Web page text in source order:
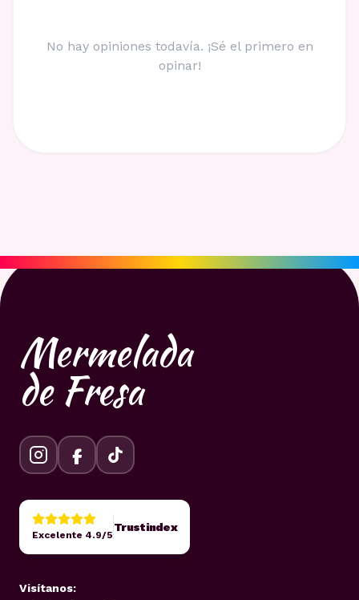
No hay opiniones todavía. ¡Sé el primero en
opinar!
Mermelada
de Fresa
Excelente 4.9/5
Trustindex
Visítanos: